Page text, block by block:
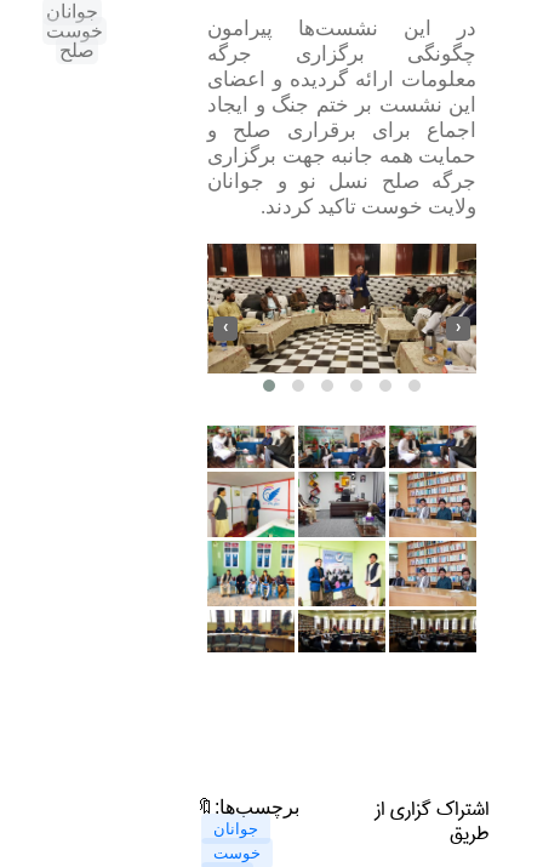
جوانان
خوست
صلح
در این نشست‌ها پیرامون
چگونگی برگزاری جرگه
معلومات ارائه گردیده و اعضای
این نشست بر ختم جنگ و ایجاد
اجماع برای برقراری صلح و
حمایت همه جانبه جهت برگزاری
جرگه صلح نسل نو و جوانان
ولایت خوست تاکید کردند.
‹ ›
🔖برچسب‌ها:
جوانان
خوست
اشتراک گزاری از
طریق